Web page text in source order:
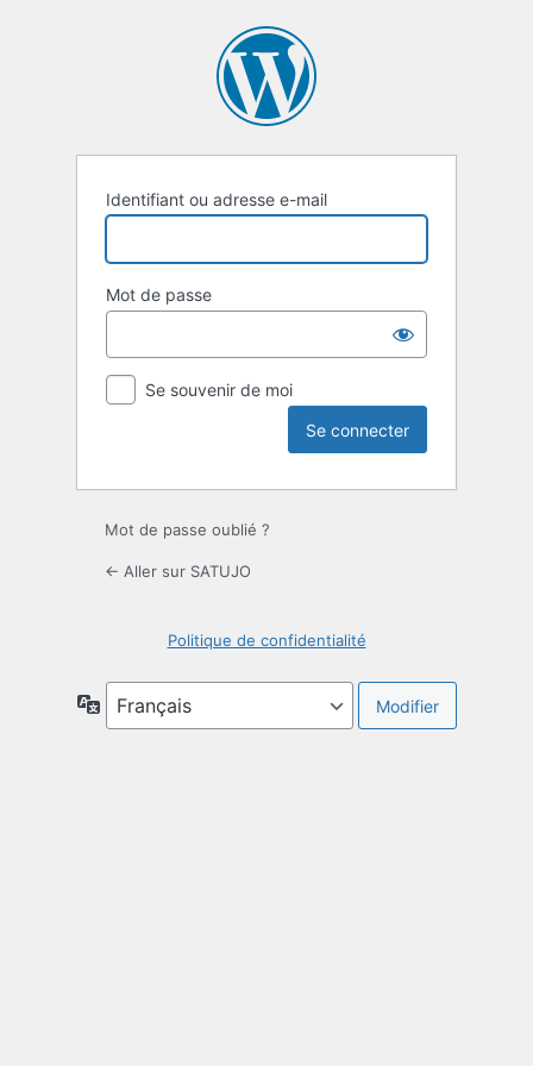
Identifiant ou adresse e-mail
Mot de passe
Se souvenir de moi
Mot de passe oublié ?
← Aller sur SATUJO
Politique de confidentialité
Langue